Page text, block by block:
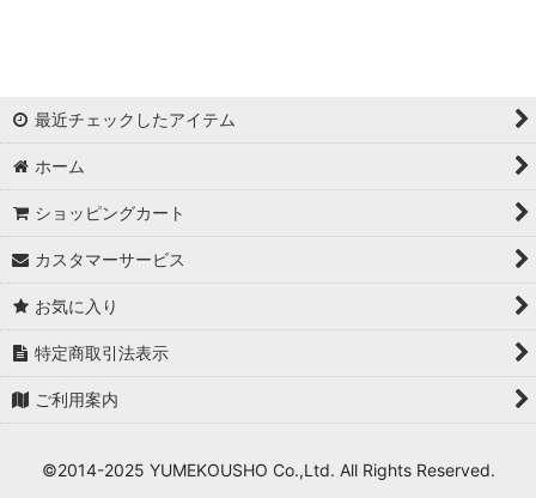
AN
みみ
華
杉山佳那惠
真優川咲
最近チェックしたアイテム
ホーム
ショッピングカート
カスタマーサービス
お気に入り
特定商取引法表示
ご利用案内
©2014-2025 YUMEKOUSHO Co.,Ltd. All Rights Reserved.